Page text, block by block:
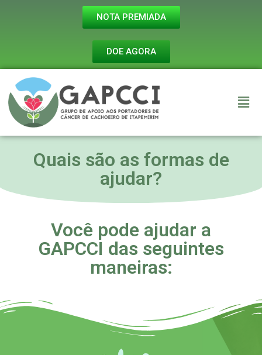
NOTA PREMIADA
DOE AGORA
Quais são as formas de
ajudar?
Você pode ajudar a
GAPCCI das seguintes
maneiras: